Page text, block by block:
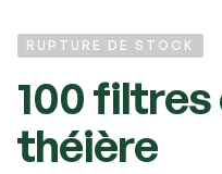
RUPTURE DE STOCK
100 filtres
théière